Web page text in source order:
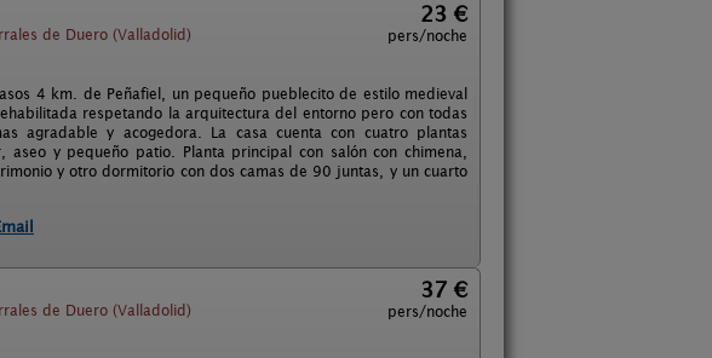
de Duero (Valladolid)
23 €
pers/noche
4 km. de Peñafiel, un pequeño pueblecito de estilo medieval
respetando la arquitectura del entorno pero con todas
agradable y acogedora. La casa cuenta con cuatro plantas
y pequeño patio. Planta principal con salón con chimena,
y otro dormitorio con dos camas de 90 juntas, y un cuarto
de Duero (Valladolid)
37 €
pers/noche